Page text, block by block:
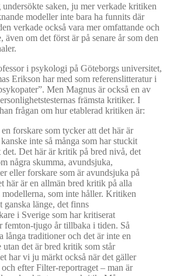
saken, ju mer verkade kritiken
modeller inte bara ha funnits där
verkade också vara mer omfattande och
även om det först är på senare år som den
i psykologi på Göteborgs universitet,
Erikson har med som referenslitteratur i
Men Magnus är också en av
främsta kritiker. I
frågan om hur etablerad kritiken är:
forskare som tycker att det här är
inte så många som har stuckit
det. Det här är kritik på bred nivå, det
några skumma, avundsjuka,
eller forskare som är avundsjuka på
här är en allmän bred kritik på alla
modellerna, som inte håller. Kritiken
länge, det finns
i Sverige som har kritiserat
femton-tjugo år tillbaka i tiden. Så
långa traditioner och det är inte en
utan det är bred kritik som står
har vi ju märkt också när det gäller
efter Filter-reportraget – man är